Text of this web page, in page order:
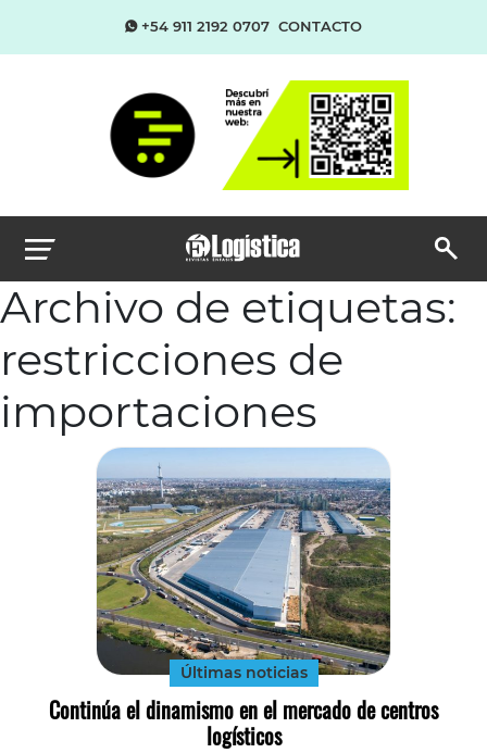
+54 911 2192 0707 CONTACTO
Archivo de etiquetas:
restricciones de
importaciones
Últimas noticias
Continúa el dinamismo en el mercado de centros
logísticos